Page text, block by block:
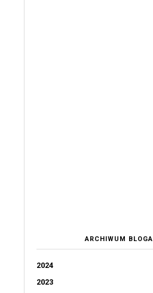
ARCHIWUM BLOGA
2024
2023